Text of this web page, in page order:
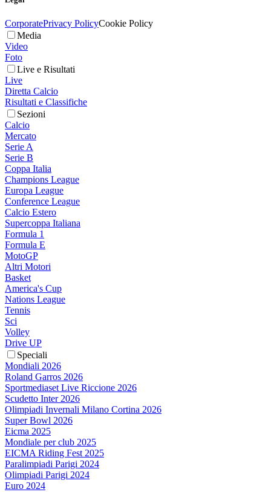
CorporatePrivacy PolicyCookie Policy
Media
Video
Foto
Live e Risultati
Live
Diretta Calcio
Risultati e Classifiche
Sezioni
Calcio
Mercato
Serie A
Serie B
Coppa Italia
Champions League
Europa League
Conference League
Calcio Estero
Supercoppa Italiana
Formula 1
Formula E
MotoGP
Altri Motori
Basket
America's Cup
Nations League
Tennis
Sci
Volley
Drive UP
Speciali
Mondiali 2026
Roland Garros 2026
Sportmediaset Live Riccione 2026
Scudetto Inter 2026
Olimpiadi Invernali Milano Cortina 2026
Super Bowl 2026
Eicma 2025
Mondiale per club 2025
EICMA Riding Fest 2025
Paralimpiadi Parigi 2024
Olimpiadi Parigi 2024
Euro 2024